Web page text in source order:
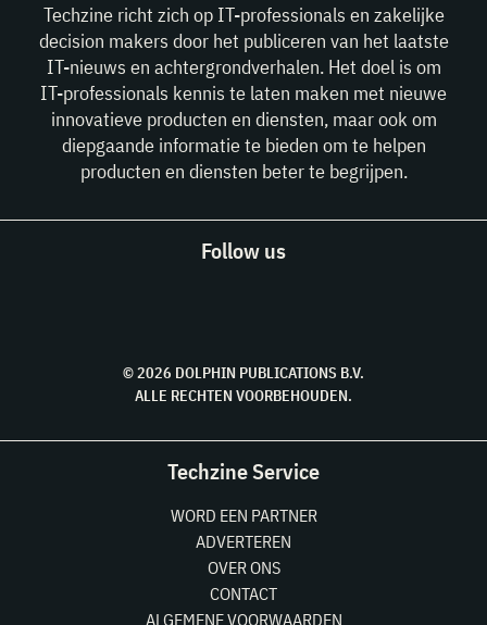
Techzine richt zich op IT-professionals en zakelijke
decision makers door het publiceren van het laatste
IT-nieuws en achtergrondverhalen. Het doel is om
IT-professionals kennis te laten maken met nieuwe
innovatieve producten en diensten, maar ook om
diepgaande informatie te bieden om te helpen
producten en diensten beter te begrijpen.
Follow us
© 2026 DOLPHIN PUBLICATIONS B.V.
ALLE RECHTEN VOORBEHOUDEN.
Techzine Service
WORD EEN PARTNER
ADVERTEREN
OVER ONS
CONTACT
ALGEMENE VOORWAARDEN